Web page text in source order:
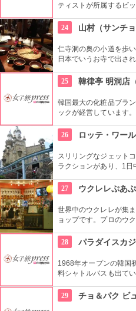
ティストが所属するビ
24
山村（サンチョ
仁寺洞の奥の小道を歩
日本でいうお寺で出さ
い民族衣装を着た人が
楽しめます。
25 韓律亭 明洞店
韓国最大の化粧品ブラ
ックが経営しています
す。
26 ロッテ・ワー
スリリングなジェット
ラクションがあり、1
た。夜はお城のライト
そうです。
27 ウクレレぷあ
世界中のウクレレが集
ョップです。プロのウ
なるまで教えてくれる
28 パラダイスカ
1968年オープンの韓国
料シャトルバスも出て
帰るのもいいですね。
29 チョ＆パク ビ